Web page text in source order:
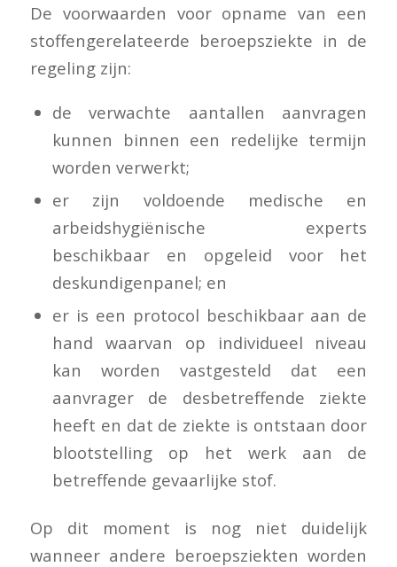
De voorwaarden voor opname van een
stoffengerelateerde beroepsziekte in de
regeling zijn:
de verwachte aantallen aanvragen
kunnen binnen een redelijke termijn
worden verwerkt;
er zijn voldoende medische en
arbeidshygiënische experts
beschikbaar en opgeleid voor het
deskundigenpanel; en
er is een protocol beschikbaar aan de
hand waarvan op individueel niveau
kan worden vastgesteld dat een
aanvrager de desbetreffende ziekte
heeft en dat de ziekte is ontstaan door
blootstelling op het werk aan de
betreffende gevaarlijke stof.
Op dit moment is nog niet duidelijk
wanneer andere beroepsziekten worden